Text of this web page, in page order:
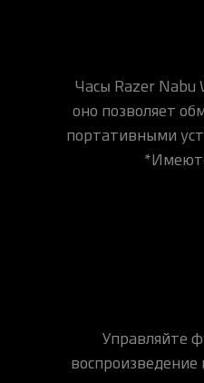
Часы Razer Nabu
оно позволяет
портативными
Управляйте